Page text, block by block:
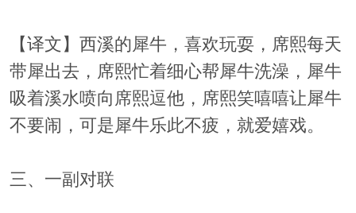
【译文】西溪的犀牛，喜欢玩耍，席熙每天
带犀出去，席熙忙着细心帮犀牛洗澡，犀牛
吸着溪水喷向席熙逗他，席熙笑嘻嘻让犀牛
不要闹，可是犀牛乐此不疲，就爱嬉戏。
三、一副对联